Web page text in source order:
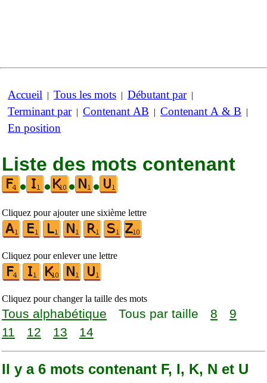
Accueil | Tous les mots | Débutant par|
Terminant par| Contenant AB | Contenant A & B |
En position
Liste des mots contenant
•
• • •
Cliquez pour ajouter une sixième lettre
Cliquez pour enlever une lettre
Cliquez pour changer la taille des mots
Tous alphabétique Tous par taille 8
9
11
12 13 14
Il y a 6 mots contenant F, I, K, N et U